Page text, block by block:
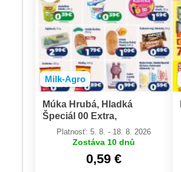
Milk-Agro
Múka Hrubá, Hladká
Špeciál 00 Extra,
Polohrubá Výberová, 1 kg
Platnosť: 5. 8. - 18. 8. 2026
Zostáva 10 dnů
0,59 €